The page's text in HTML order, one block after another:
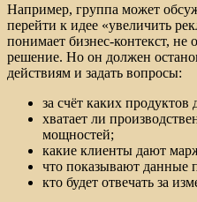
Например, группа может
перейти к идее «увеличить
понимает бизнес-контекст, не
решение. Но он должен
действиям и задать вопросы:
за счёт каких
хватает ли
мощностей;
какие клиенты дают
что показывают данные
кто будет отвечать за